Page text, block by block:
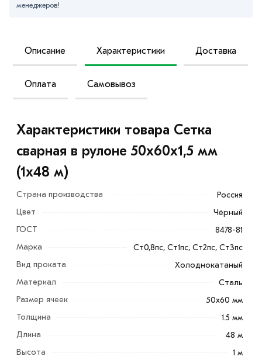
менеджеров!
Описание Характеристики Доставка
Оплата Самовывоз
Сетка сварная в рулоне 50х60х1,5 мм (1х48 м) – это
прочное, надежное и универсальное строительное
Характеристики товара Сетка
сварная в рулоне 50х60х1,5 мм
(1х48 м)
Страна производства
Россия
Цвет
Чёрный
ГОСТ
8478-81
Марка
Ст0,8пс, Ст1пс, Ст2пс, Ст3пс
Вид проката
Холоднокатаный
Материал
Сталь
Размер ячеек
50х60 мм
Толщина
1.5 мм
Длина
48 м
Высота
1 м